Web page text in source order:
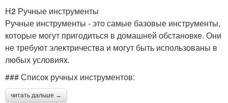
H2 Ручные инструменты
Ручные инструменты - это самые базовые инструменты,
которые могут пригодиться в домашней обстановке. Они
не требуют электричества и могут быть использованы в
любых условиях.
### Список ручных инструментов:
читать дальше →